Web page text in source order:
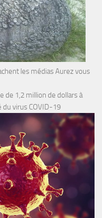
les médias Aurez vous
de 1,2 million de dollars à
virus COVID-19